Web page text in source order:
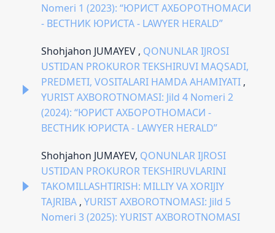
Nomeri 1 (2023): “ЮРИСТ АХБОРОТНОМАСИ
- ВЕСТНИК ЮРИСТА - LAWYER HERALD”
Shohjahon JUMAYEV , QONUNLAR IJROSI
USTIDAN PROKUROR TEKSHIRUVI MAQSADI,
PREDMETI, VOSITALARI HAMDA AHAMIYATI ,
YURIST AXBOROTNOMASI: Jild 4 Nomeri 2
(2024): “ЮРИСТ АХБОРОТНОМАСИ -
ВЕСТНИК ЮРИСТА - LAWYER HERALD”
Shohjahon JUMAYEV, QONUNLAR IJROSI
USTIDAN PROKUROR TEKSHIRUVLARINI
TAKOMILLASHTIRISH: MILLIY VA XORIJIY
TAJRIBA , YURIST AXBOROTNOMASI: Jild 5
Nomeri 3 (2025): YURIST AXBOROTNOMASI